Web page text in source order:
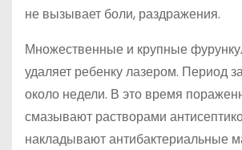
не вызывает боли, раздражения.
Множественные и крупные
удаляет ребенку лазером. Период
около недели. В это время
смазывают растворами
накладывают антибактериальные